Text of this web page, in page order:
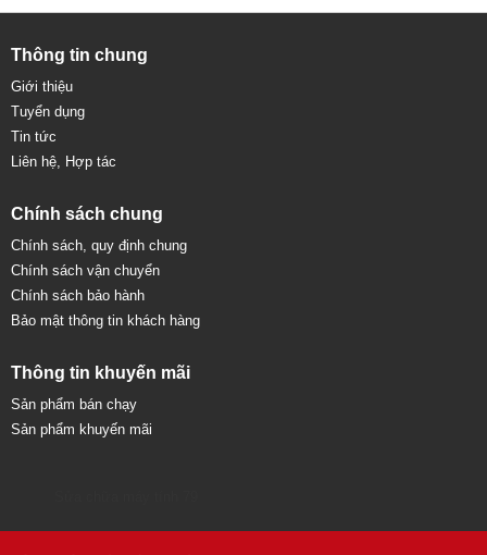
Thông tin chung
Giới thiệu
Tuyển dụng
Tin tức
Liên hệ, Hợp tác
Chính sách chung
Chính sách, quy định chung
Chính sách vận chuyển
Chính sách bảo hành
Bảo mật thông tin khách hàng
Thông tin khuyến mãi
Sản phẩm bán chạy
Sản phẩm khuyến mãi